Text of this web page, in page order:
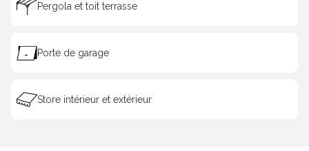
Pergola et toit terrasse
Porte de garage
Store intérieur et extérieur